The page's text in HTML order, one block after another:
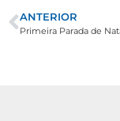
ANTERIOR